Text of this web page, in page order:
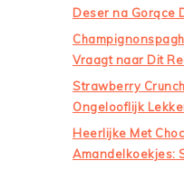
Deser na Gorące
Vraagt naar Dit
Strawberry
Ongelooflijk
Heerlijke Met
Amandelkoekjes: